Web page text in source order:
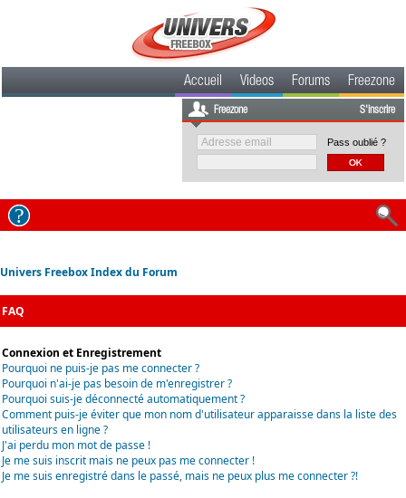
Accueil Videos Forums Freezone
Freezone S'inscrire
Pass oublié ?
Univers Freebox Index du Forum
FAQ
Connexion et Enregistrement
Pourquoi ne puis-je pas me connecter ?
Pourquoi n'ai-je pas besoin de m'enregistrer ?
Pourquoi suis-je déconnecté automatiquement ?
Comment puis-je éviter que mon nom d'utilisateur apparaisse dans la liste des
utilisateurs en ligne ?
J'ai perdu mon mot de passe !
Je me suis inscrit mais ne peux pas me connecter !
Je me suis enregistré dans le passé, mais ne peux plus me connecter ?!